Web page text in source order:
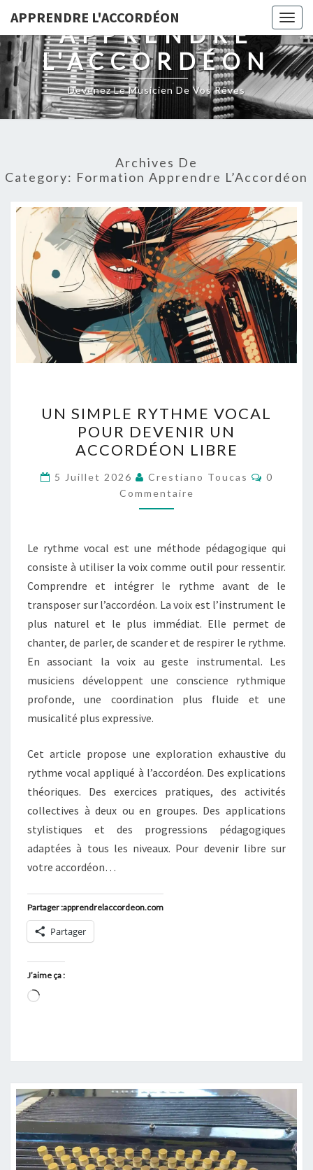
content
APPRENDRE L'ACCORDÉON
APPRENDRE
L'ACCORDÉON
Devenez Le Musicien De Vos Rêves
Archives De
Category: Formation Apprendre L’Accordéon
SIMPLE
RYTHME
VOCAL
POUR
DEVENIR
UN
LIBRE
UN SIMPLE RYTHME VOCAL
POUR DEVENIR UN
ACCORDÉON LIBRE
5 Juillet 2026 Crestiano Toucas
0
Commentaire
Le rythme vocal est une méthode pédagogique qui
consiste à utiliser la voix comme outil pour ressentir.
Comprendre et intégrer le rythme avant de le
transposer sur l’accordéon. La voix est l’instrument le
plus naturel et le plus immédiat. Elle permet de
chanter, de parler, de scander et de respirer le rythme.
En associant la voix au geste instrumental. Les
musiciens développent une conscience rythmique
profonde, une coordination plus fluide et une
musicalité plus expressive.
Cet article propose une exploration exhaustive du
rythme vocal appliqué à l’accordéon. Des explications
théoriques. Des exercices pratiques, des activités
collectives à deux ou en groupes. Des applications
stylistiques et des progressions pédagogiques
adaptées à tous les niveaux. Pour devenir libre sur
votre accordéon…
Partager :apprendrelaccordeon.com
Partager
J’aime ça :
Chargement…